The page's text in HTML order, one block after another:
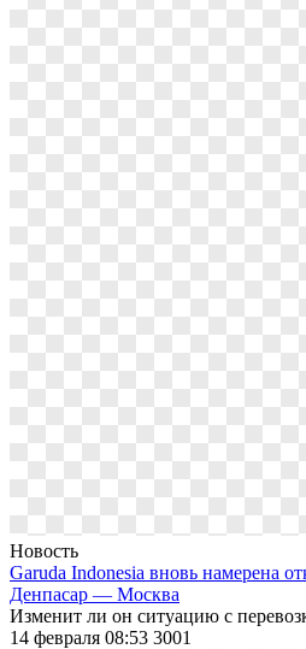
Новость
Garuda Indonesia вновь намерена
Денпасар — Москва
Изменит ли он ситуацию с
14 февраля 08:53 3001